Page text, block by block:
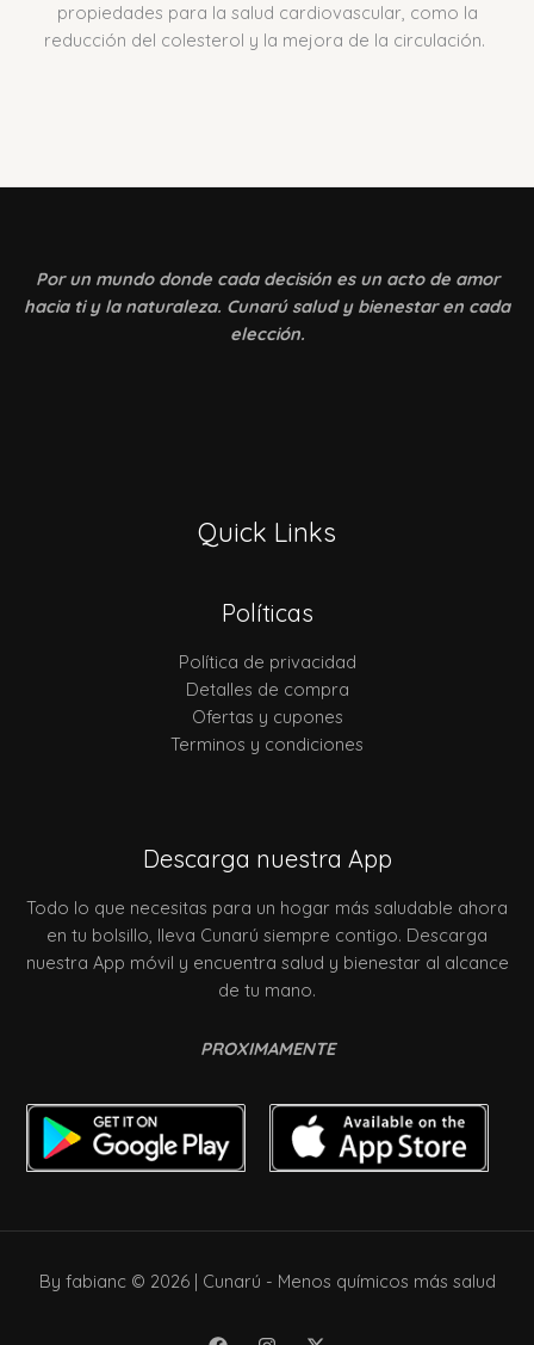
propiedades para la salud cardiovascular, como la
reducción del colesterol y la mejora de la circulación.
Por un mundo donde cada decisión es un acto de amor
hacia ti y la naturaleza. Cunarú salud y bienestar en cada
elección.
Quick Links
Políticas
Política de privacidad
Detalles de compra
Ofertas y cupones
Terminos y condiciones
Descarga nuestra App
Todo lo que necesitas para un hogar más saludable ahora
en tu bolsillo, lleva Cunarú siempre contigo. Descarga
nuestra App móvil y encuentra salud y bienestar al alcance
de tu mano.
PROXIMAMENTE
By fabianc © 2026 | Cunarú - Menos químicos más salud